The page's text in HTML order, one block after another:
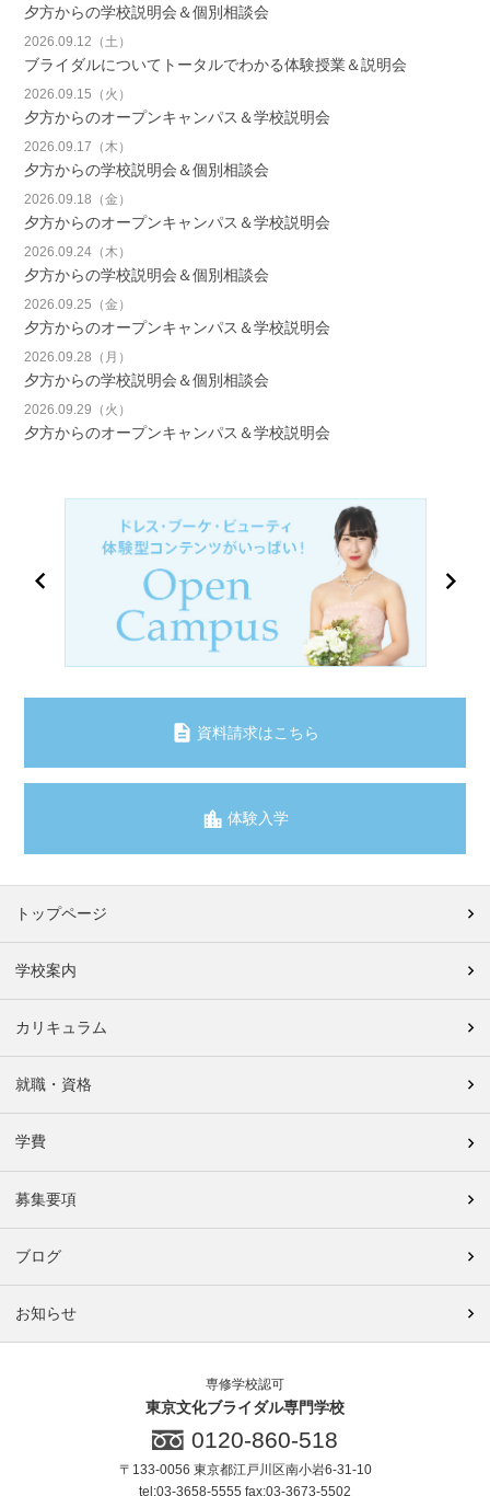
夕方からの学校説明会＆個別相談会
2026.09.12（土）
ブライダルについてトータルでわかる体験授業＆説明会
2026.09.15（火）
夕方からのオープンキャンパス＆学校説明会
2026.09.17（木）
夕方からの学校説明会＆個別相談会
2026.09.18（金）
夕方からのオープンキャンパス＆学校説明会
2026.09.24（木）
夕方からの学校説明会＆個別相談会
2026.09.25（金）
夕方からのオープンキャンパス＆学校説明会
2026.09.28（月）
夕方からの学校説明会＆個別相談会
2026.09.29（火）
夕方からのオープンキャンパス＆学校説明会
資料請求はこちら
体験入学
トップページ
学校案内
カリキュラム
就職・資格
学費
募集要項
ブログ
お知らせ
専修学校認可
東京文化ブライダル専門学校
0120-860-518
〒133-0056 東京都江戸川区南小岩6-31-10
tel:03-3658-5555 fax:03-3673-5502